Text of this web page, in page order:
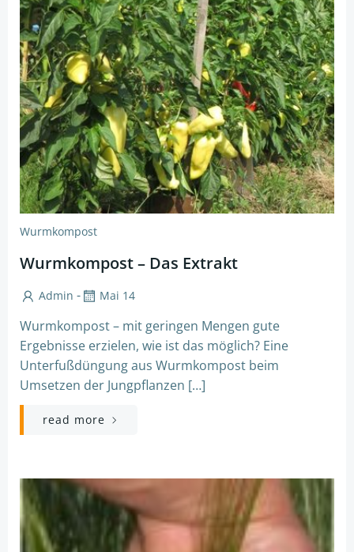
Wurmkompost
Wurmkompost – Das Extrakt
Admin - Mai 14
Wurmkompost – mit geringen Mengen gute
Ergebnisse erzielen, wie ist das möglich? Eine
Unterfußdüngung aus Wurmkompost beim
Umsetzen der Jungpflanzen […]
read more